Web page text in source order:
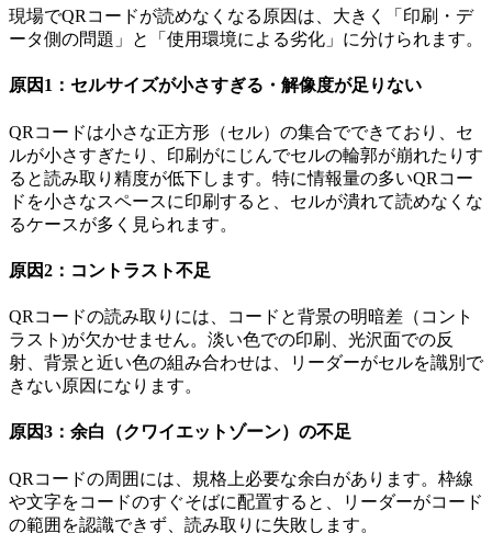
現場でQRコードが読めなくなる原因は、大きく「印刷・デ
ータ側の問題」と「使用環境による劣化」に分けられます。
原因1：セルサイズが小さすぎる・解像度が足りない
QRコードは小さな正方形（セル）の集合でできており、セ
ルが小さすぎたり、印刷がにじんでセルの輪郭が崩れたりす
ると読み取り精度が低下します。特に情報量の多いQRコー
ドを小さなスペースに印刷すると、セルが潰れて読めなくな
るケースが多く見られます。
原因2：コントラスト不足
QRコードの読み取りには、コードと背景の明暗差（コント
ラスト)が欠かせません。淡い色での印刷、光沢面での反
射、背景と近い色の組み合わせは、リーダーがセルを識別で
きない原因になります。
原因3：余白（クワイエットゾーン）の不足
QRコードの周囲には、規格上必要な余白があります。枠線
や文字をコードのすぐそばに配置すると、リーダーがコード
の範囲を認識できず、読み取りに失敗します。